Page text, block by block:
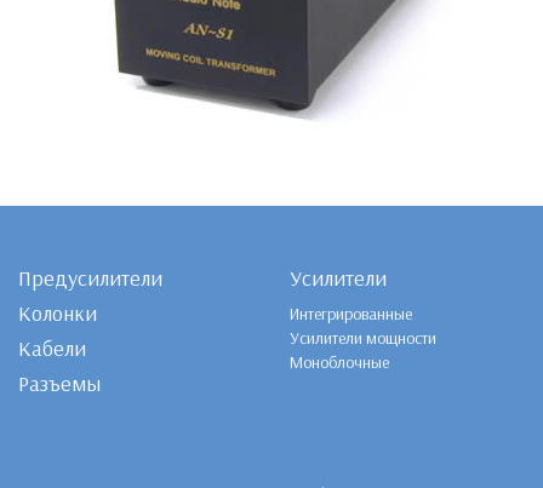
Предусилители
Колонки
Кабели
Разъемы
Усилители
Интегрированные
Усилители мощности
Моноблочные